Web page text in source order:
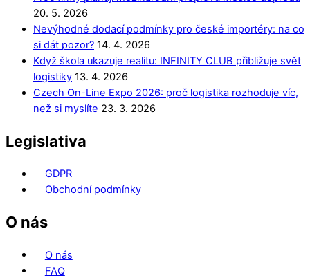
20. 5. 2026
Nevýhodné dodací podmínky pro české importéry: na co
si dát pozor? 14. 4. 2026
Když škola ukazuje realitu: INFINITY CLUB přibližuje svět
logistiky 13. 4. 2026
Czech On-Line Expo 2026: proč logistika rozhoduje víc,
než si myslíte 23. 3. 2026
Legislativa
GDPR
Obchodní podmínky
O nás
O nás
FAQ